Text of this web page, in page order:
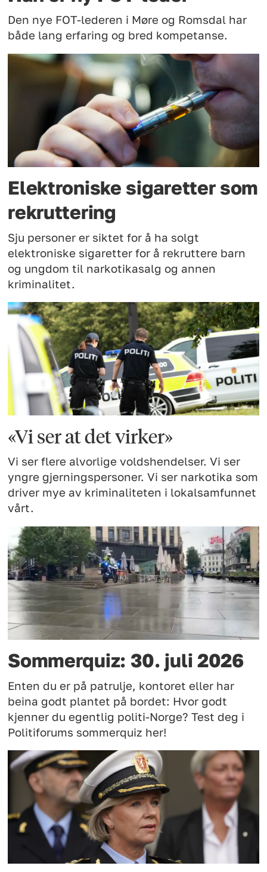
Den nye FOT-lederen i Møre og Romsdal har
både lang erfaring og bred kompetanse.
Elektroniske sigaretter som
rekruttering
Sju personer er siktet for å ha solgt
elektroniske sigaretter for å rekruttere barn
og ungdom til narkotikasalg og annen
kriminalitet.
«Vi ser at det virker»
Vi ser flere alvorlige voldshendelser. Vi ser
yngre gjerningspersoner. Vi ser narkotika som
driver mye av kriminaliteten i lokalsamfunnet
vårt.
Sommerquiz: 30. juli 2026
Enten du er på patrulje, kontoret eller har
beina godt plantet på bordet: Hvor godt
kjenner du egentlig politi-Norge? Test deg i
Politiforums sommerquiz her!